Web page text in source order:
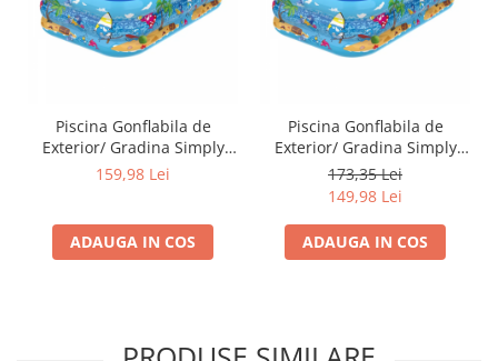
Piscina Gonflabila de
Exterior/ Gradina Simply
Joy, 180 x 135 x 55 cm,
Inele Gonflabile,
Dreptunghiulara, Instalare
159,98 Lei
ADAUGA IN COS
Piscina Gonflabila de
Exterior/ Gradina Simply
Joy, 150 x 105 x 50 cm,
pentru Adulti si Copii,
Podea Moale Gonflabila, 3
Inele Gonflabile,
Dreptunghiulara, Instalare
173,35 Lei
149,98 Lei
ADAUGA IN COS